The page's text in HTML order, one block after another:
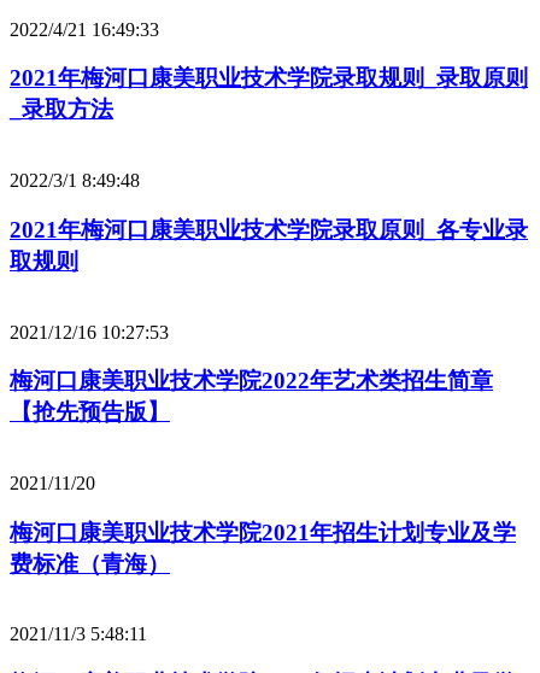
2022/4/21 16:49:33
2021年梅河口康美职业技术学院录取规则_录取原则
_录取方法
2022/3/1 8:49:48
2021年梅河口康美职业技术学院录取原则_各专业录
取规则
2021/12/16 10:27:53
梅河口康美职业技术学院2022年艺术类招生简章
【抢先预告版】
2021/11/20
梅河口康美职业技术学院2021年招生计划专业及学
费标准（青海）
2021/11/3 5:48:11